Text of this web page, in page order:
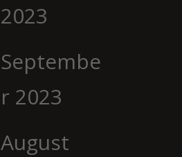
2023
Septembe
r 2023
August